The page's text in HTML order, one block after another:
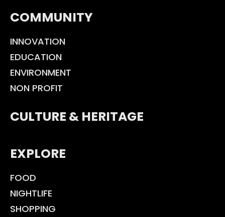
COMMUNITY
INNOVATION
EDUCATION
ENVIRONMENT
NON PROFIT
CULTURE & HERITAGE
EXPLORE
FOOD
NIGHTLIFE
SHOPPING